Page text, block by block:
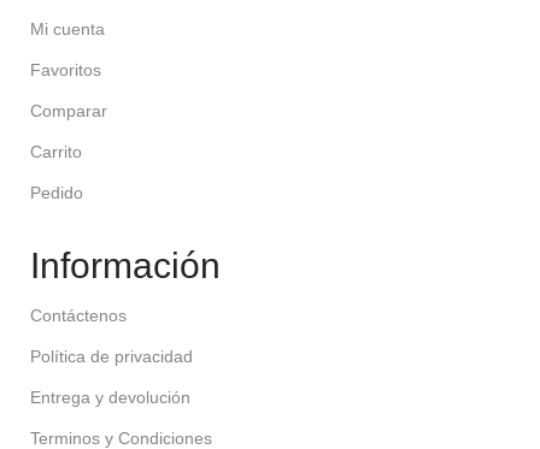
Mi cuenta
Favoritos
Comparar
Carrito
Pedido
Información
Contáctenos
Política de privacidad
Entrega y devolución
Terminos y Condiciones